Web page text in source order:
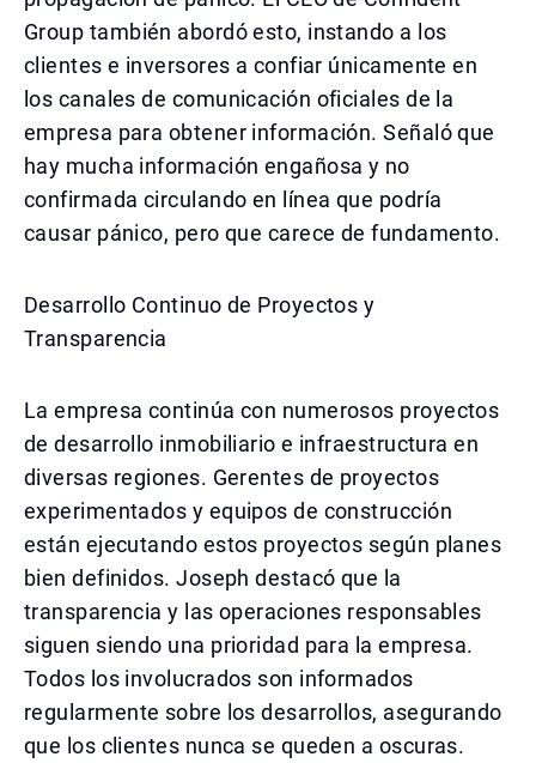
Group también abordó esto, instando a los
clientes e inversores a confiar únicamente en
los canales de comunicación oficiales de la
empresa para obtener información. Señaló que
hay mucha información engañosa y no
confirmada circulando en línea que podría
causar pánico, pero que carece de fundamento.
Desarrollo Continuo de Proyectos y
Transparencia
La empresa continúa con numerosos proyectos
de desarrollo inmobiliario e infraestructura en
diversas regiones. Gerentes de proyectos
experimentados y equipos de construcción
están ejecutando estos proyectos según planes
bien definidos. Joseph destacó que la
transparencia y las operaciones responsables
siguen siendo una prioridad para la empresa.
Todos los involucrados son informados
regularmente sobre los desarrollos, asegurando
que los clientes nunca se queden a oscuras.